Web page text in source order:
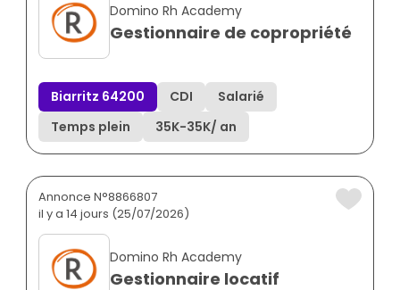
Domino Rh Academy
Gestionnaire de copropriété
Biarritz 64200 CDI
Salarié
Temps plein
35K-35K/ an
Annonce N°8866807
il y a 14 jours (25/07/2026)
Domino Rh Academy
Gestionnaire locatif